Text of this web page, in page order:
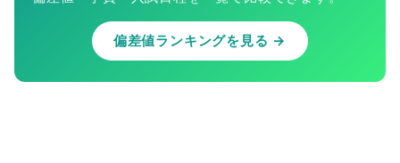
偏差値ランキングを見る →